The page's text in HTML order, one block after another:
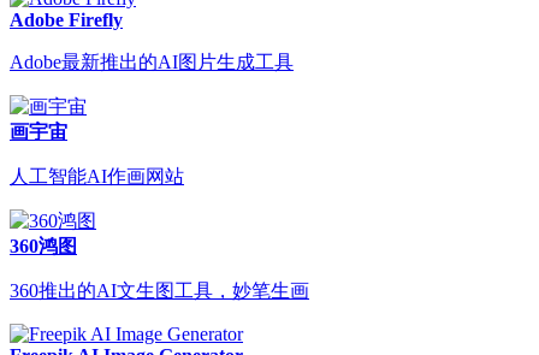
Adobe Firefly
Adobe最新推出的AI图片生成工具
画宇宙
人工智能AI作画网站
360鸿图
360推出的AI文生图工具，妙笔生画